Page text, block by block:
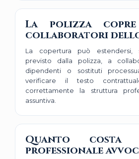
La polizza
collaboratori
La copertura può estendersi,
previsto dalla polizza, a
dipendenti o sostituti
verificare il testo
correttamente la struttura
assuntiva.
Quanto costa
professionale